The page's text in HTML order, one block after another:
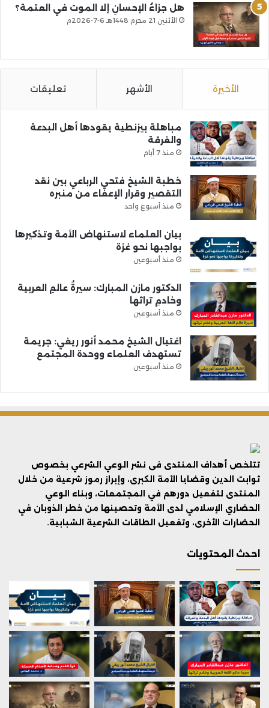
هل جزاءُ الإحسانِ إلا الموت في العتمة؟
الأثنين 21 محرم 1448هـ 6-7-2026م
الأخيرة الأشهر تعليقات
مباهلة بيزنطية يقودها أهل البدعة
والفرقة
منذ 7 أيام
خطبة الشيخ فتحي الرباعي بين نقد
التقصير وقرار الإعفاء من منبره
منذ أسبوع واحد
بيان العلماء لاستنهاض الأمة وتذكيرها
بواجبها نحو غزة
منذ أسبوعين
الدكتور مازن المبارك: سيرةُ عالمِ العربية
وخادمِ تراثها
منذ أسبوعين
اغتيال الشيخ محمد أنور ريغي: جريمة
تستهدف العلماء ووحدة المجتمع
منذ أسبوعين
تتلخص أهداف المنتدى فى نشر الوعي الشرعي بخصوص
ثوابت الدين وقضايا الأمة الكبرى، وإبراز رموز شرعية من خلال
المنتدى لتفعيل دورهم في المجتمعات، وبناء الوعي
الحضاري الإسلامي لدى الأمة وتحصينها من خطر الذوبان في
الحضارات الأخرى، وتفعيل الطاقات الشرعية الشبابية.
احدث المحتويات